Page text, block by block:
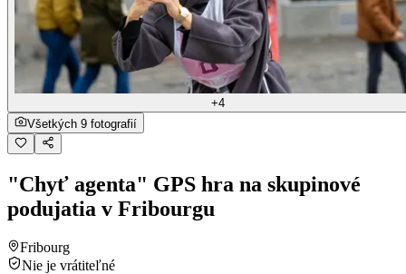
+4
Všetkých 9 fotografií
"Chyť agenta" GPS hra na skupinové
podujatia v Fribourgu
Fribourg
Nie je vrátiteľné